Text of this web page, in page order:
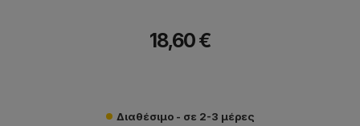
18,60 €
Διαθέσιμο - σε 2-3 μέρες